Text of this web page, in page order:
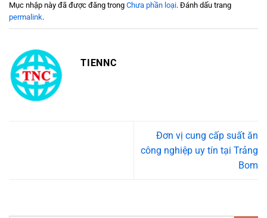
Mục nhập này đã được đăng trong Chưa phần loại. Đánh dấu trang
permalink.
TIENNC
Đơn vị cung cấp suất ăn
công nghiệp uy tín tại Trảng
Bom